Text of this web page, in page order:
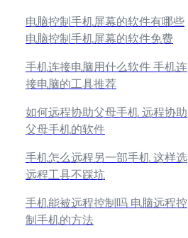
电脑控制手机屏幕的软件有哪些
电脑控制手机屏幕的软件免费
手机连接电脑用什么软件 手机连
接电脑的工具推荐
如何远程协助父母手机 远程协助
父母手机的软件
手机怎么远程另一部手机 这样选
远程工具不踩坑
手机能被远程控制吗 电脑远程控
制手机的方法